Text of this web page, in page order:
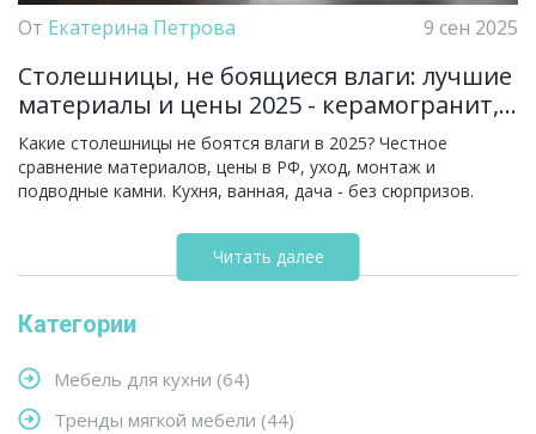
От Екатерина Петрова 9 сен 2025
Столешницы, не боящиеся влаги: лучшие
материалы и цены 2025 - керамогранит,
кварц, HPL
Какие столешницы не боятся влаги в 2025? Честное
сравнение материалов, цены в РФ, уход, монтаж и
подводные камни. Кухня, ванная, дача - без сюрпризов.
Читать далее
Категории
Мебель для кухни (64)
Тренды мягкой мебели (44)